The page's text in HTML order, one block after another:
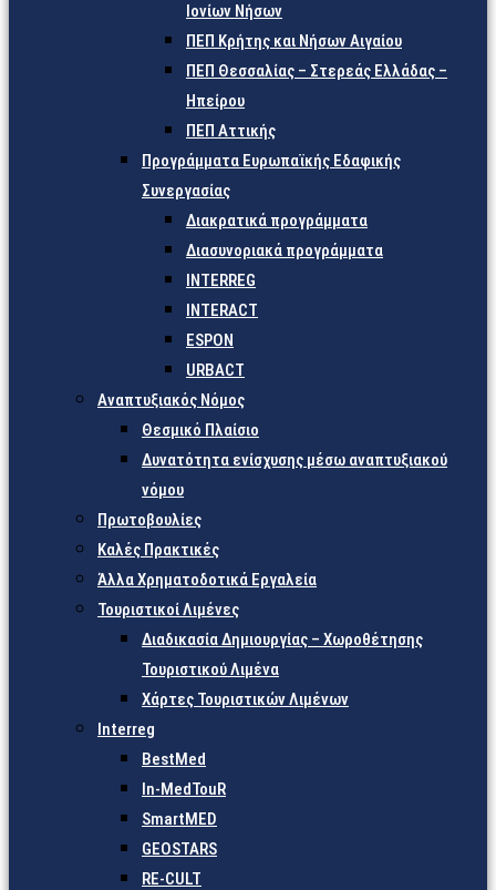
Ιονίων Νήσων
ΠΕΠ Κρήτης και Νήσων Αιγαίου
ΠΕΠ Θεσσαλίας – Στερεάς Ελλάδας –
Ηπείρου
ΠΕΠ Αττικής
Προγράμματα Ευρωπαϊκής Εδαφικής
Συνεργασίας
Διακρατικά προγράμματα
Διασυνοριακά προγράμματα
INTERREG
INTERACT
ESPON
URBACT
Αναπτυξιακός Νόμος
Θεσμικό Πλαίσιο
Δυνατότητα ενίσχυσης μέσω αναπτυξιακού
νόμου
Πρωτοβουλίες
Καλές Πρακτικές
Άλλα Χρηματοδοτικά Εργαλεία
Τουριστικοί Λιμένες
Διαδικασία Δημιουργίας – Χωροθέτησης
Τουριστικού Λιμένα
Χάρτες Τουριστικών Λιμένων
Interreg
BestMed
In-MedTouR
SmartMED
GEOSTARS
RE-CULT